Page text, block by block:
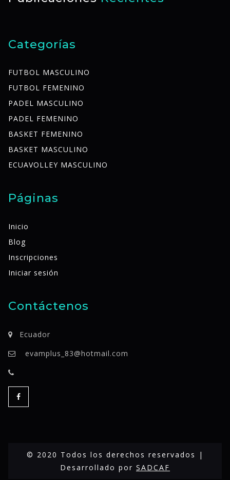
Categorías
FUTBOL MASCULINO
FUTBOL FEMENINO
PADEL MASCULINO
PADEL FEMENINO
BASKET FEMENINO
BASKET MASCULINO
ECUAVOLLEY MASCULINO
Páginas
Inicio
Blog
Inscripciones
Iniciar sesión
Contáctenos
Ecuador
evamplus_83@hotmail.com
© 2020 Todos los derechos reservados |
Desarrollado por SADCAF